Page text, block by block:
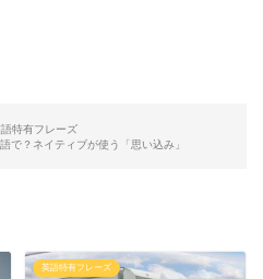
特有フレーズ
で？ネイティブが使う「思い込み」
英語特有フレーズ